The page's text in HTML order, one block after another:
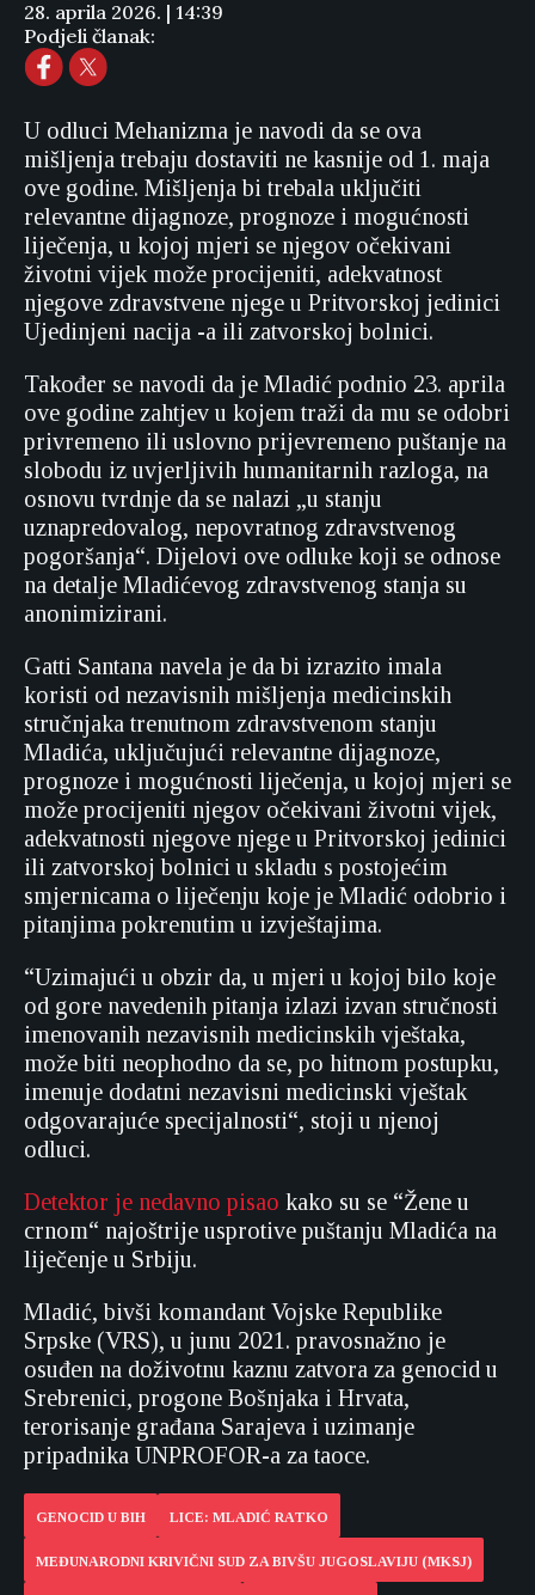
28. aprila 2026. | 14:39
Podjeli članak:
U odluci Mehanizma je navodi da se ova
mišljenja trebaju dostaviti ne kasnije od 1. maja
ove godine. Mišljenja bi trebala uključiti
relevantne dijagnoze, prognoze i mogućnosti
liječenja, u kojoj mjeri se njegov očekivani
životni vijek može procijeniti, adekvatnost
njegove zdravstvene njege u Pritvorskoj jedinici
Ujedinjeni nacija -a ili zatvorskoj bolnici.
Također se navodi da je Mladić podnio 23. aprila
ove godine zahtjev u kojem traži da mu se odobri
privremeno ili uslovno prijevremeno puštanje na
slobodu iz uvjerljivih humanitarnih razloga, na
osnovu tvrdnje da se nalazi „u stanju
uznapredovalog, nepovratnog zdravstvenog
pogoršanja“. Dijelovi ove odluke koji se odnose
na detalje Mladićevog zdravstvenog stanja su
anonimizirani.
Gatti Santana navela je da bi izrazito imala
koristi od nezavisnih mišljenja medicinskih
stručnjaka trenutnom zdravstvenom stanju
Mladića, uključujući relevantne dijagnoze,
prognoze i mogućnosti liječenja, u kojoj mjeri se
može procijeniti njegov očekivani životni vijek,
adekvatnosti njegove njege u Pritvorskoj jedinici
ili zatvorskoj bolnici u skladu s postojećim
smjernicama o liječenju koje je Mladić odobrio i
pitanjima pokrenutim u izvještajima.
“Uzimajući u obzir da, u mjeri u kojoj bilo koje
od gore navedenih pitanja izlazi izvan stručnosti
imenovanih nezavisnih medicinskih vještaka,
može biti neophodno da se, po hitnom postupku,
imenuje dodatni nezavisni medicinski vještak
odgovarajuće specijalnosti“, stoji u njenoj
odluci.
Detektor je nedavno pisao kako su se “Žene u
crnom“ najoštrije usprotive puštanju Mladića na
liječenje u Srbiju.
Mladić, bivši komandant Vojske Republike
Srpske (VRS), u junu 2021. pravosnažno je
osuđen na doživotnu kaznu zatvora za genocid u
Srebrenici, progone Bošnjaka i Hrvata,
terorisanje građana Sarajeva i uzimanje
pripadnika UNPROFOR-a za taoce.
GENOCID U BIH LICE: MLADIĆ RATKO
MEĐUNARODNI KRIVIČNI SUD ZA BIVŠU JUGOSLAVIJU (MKSJ)